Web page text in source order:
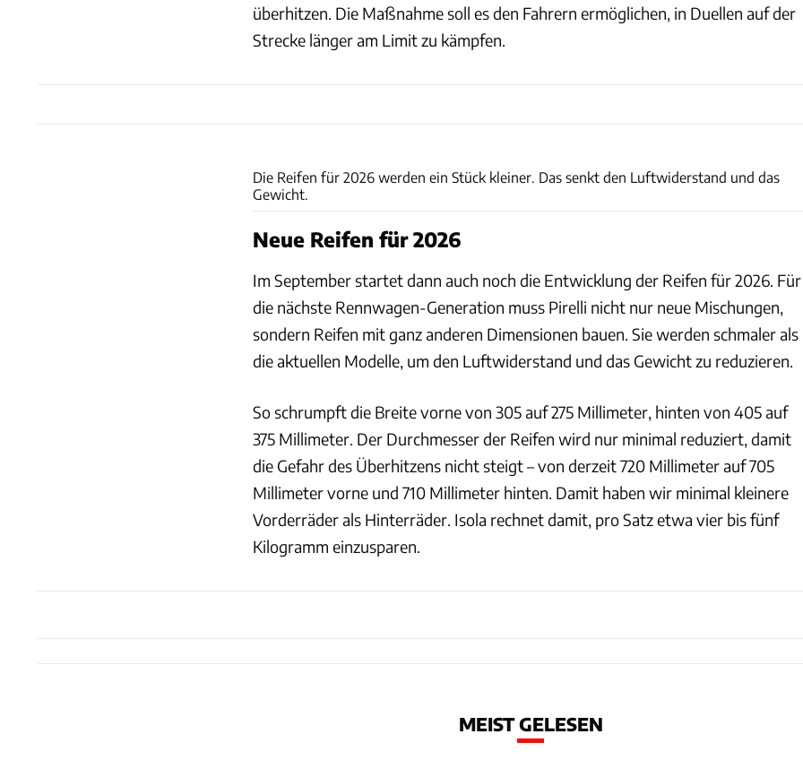
überhitzen. Die Maßnahme soll es den Fahrern ermöglichen, in Duellen auf der
Strecke länger am Limit zu kämpfen.
Die Reifen für 2026 werden ein Stück kleiner. Das senkt den Luftwiderstand und das
Gewicht.
Neue Reifen für 2026
Im September startet dann auch noch die Entwicklung der Reifen für 2026. Für
die nächste Rennwagen-Generation muss Pirelli nicht nur neue Mischungen,
sondern Reifen mit ganz anderen Dimensionen bauen. Sie werden schmaler als
die aktuellen Modelle, um den Luftwiderstand und das Gewicht zu reduzieren.
So schrumpft die Breite vorne von 305 auf 275 Millimeter, hinten von 405 auf
375 Millimeter. Der Durchmesser der Reifen wird nur minimal reduziert, damit
die Gefahr des Überhitzens nicht steigt – von derzeit 720 Millimeter auf 705
Millimeter vorne und 710 Millimeter hinten. Damit haben wir minimal kleinere
Vorderräder als Hinterräder. Isola rechnet damit, pro Satz etwa vier bis fünf
Kilogramm einzusparen.
MEIST GELESEN